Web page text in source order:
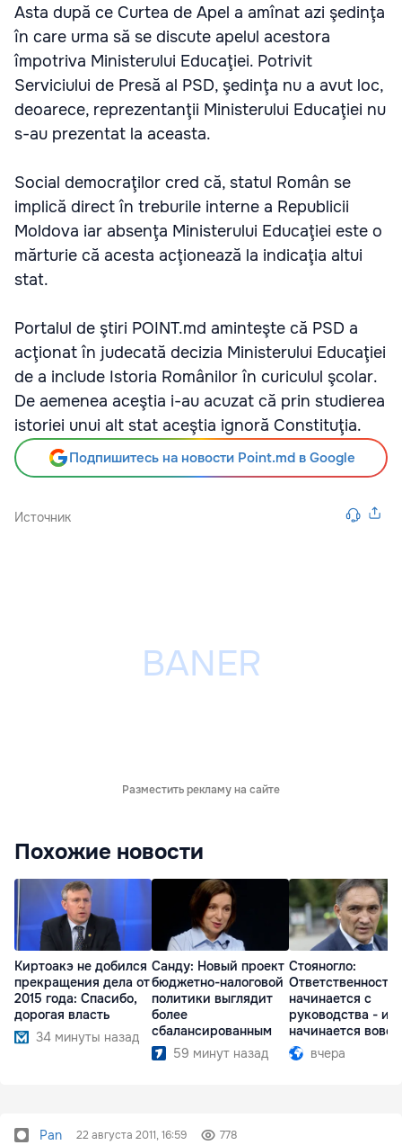
Asta după ce Curtea de Apel a amînat azi şedinţa
în care urma să se discute apelul acestora
împotriva Ministerului Educaţiei. Potrivit
Serviciului de Presă al PSD, şedinţa nu a avut loc,
deoarece, reprezentanţii Ministerului Educaţiei nu
s-au prezentat la aceasta.
Social democraţilor cred că, statul Român se
implică direct în treburile interne a Republicii
Moldova iar absenţa Ministerului Educaţiei este o
mărturie că acesta acţionează la indicaţia altui
stat.
Portalul de ştiri POINT.md aminteşte că PSD a
acţionat în judecată decizia Ministerului Educaţiei
de a include Istoria Românilor în curiculul şcolar.
De aemenea aceştia i-au acuzat că prin studierea
istoriei unui alt stat aceştia ignoră Constituţia.
Подпишитесь на новости Point.md в Google
Источник
Разместить рекламу на сайте
Похожие новости
Киртоакэ не добился
прекращения дела от
2015 года: Спасибо,
дорогая власть
34 минуты назад
Санду: Новый проект
бюджетно-налоговой
политики выглядит
более
сбалансированным
59 минут назад
Стояногло:
Ответственность
начинается с
руководства -
начинается вовсе
вчера
Pan 22 августа 2011, 16:59 778